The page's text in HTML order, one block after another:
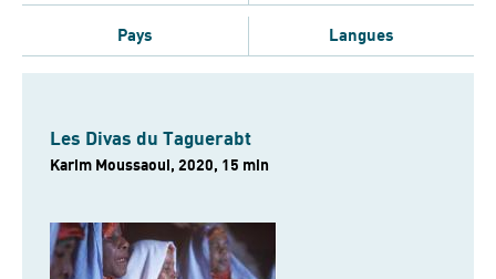
Pays Langues
Les Divas du Taguerabt
Karim Moussaoui, 2020, 15 min